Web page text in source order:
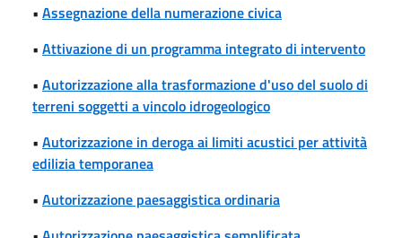
• Assegnazione della numerazione civica
• Attivazione di un programma integrato di intervento
• Autorizzazione alla trasformazione d'uso del suolo di
terreni soggetti a vincolo idrogeologico
• Autorizzazione in deroga ai limiti acustici per attività
edilizia temporanea
• Autorizzazione paesaggistica ordinaria